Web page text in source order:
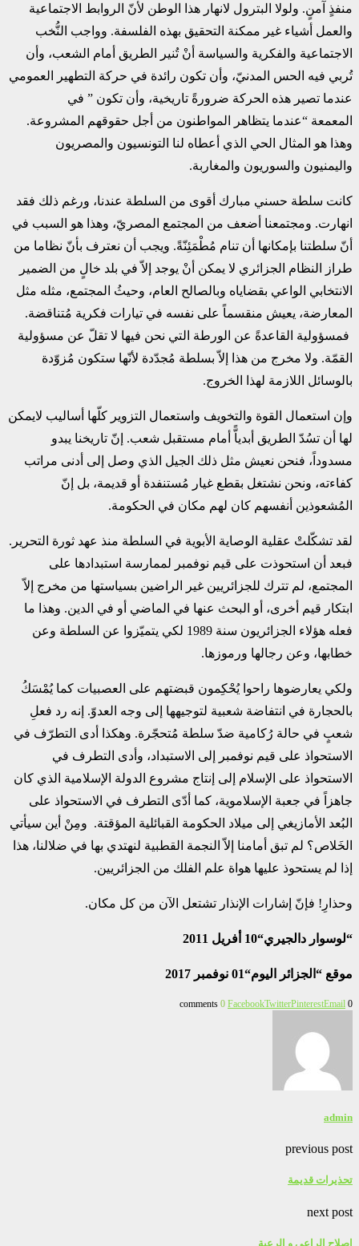
منفذٍ آمنٍ. ولولا البترول لانهار هذا الوطن لأنّ الروابط الاجتماعية
والعمل أشياء غير ممكنة التحقيق بهذه الفلسفة. وواجب النُّخب
الاجتماعية والفكرية والسياسة أنْ تُنير الطريق أمام الشعب، وأن
تُربي فيه الحس المدنيّ، وأن تكون رائدة في حركة التطهير العمومي
عندما تصير هذه الحركة ضرورةً تاريخية، وأن تكون ” في
المعمعة “عندما يتظاهر المواطنون من أجل حقوقهم المشروعة.
وهذا هو المثال الحي الذي أعطاه لنا التونسيون والمصريون
واليمنيون والسوريون والمغاربة.
كانت سلطة حسني مبارك أقوى من السلطة عندنا، ورغم ذلك فقد
انهارت. ومجتمعنا أضعف من المجتمع المصريّ، وهذا هو السبب في
أنّ سلطتنا بإمكانها أن تنام مُطْمَئِنّةً. ويجب أن نعترف بأنّ نظاما من
طراز النظام الجزائري لا يمكن أنْ يوجد إلاّ في بلد خالٍ من الضمير
الانتخابي الواعي بقضاياه وبالصالح العام، وحيثُ المجتمع، مثله مثل
المعارضة، يعيش منقسماً على نفسه في تيارات فكرية مُتناقضة.
فمسؤولية القاعدةً عن الورطة التي نحن فيها لا تقلّ عن مسؤولية
القمّة. ولا مخرج من هذا إلاّ بسلطة مُجدّدة لأنّها ستكون مُزوّدة
بالوسائل اللازمة لهذا الخروج.
وإن استعمال القوة والتخويف واستعمال التزوير كلّها أساليب لايمكن
لها أن تسُدّ الطريق أبدياًّ أمام مستقبل شعب. إنّ تاريخنا يبدو
مسدوداً، فنحن نعيش مثل ذلك الجيل الذي وصل إلى أدنى مراتب
كفاءته، ونحن نشتغل بقطع غيار مُستنفدة أو قديمة، بل إنّ
المُشعوذين أنفسهم كان لهم مكان في الحكومة.
لقد تشكّلتْ عقلية الوصاية الأبوية في السلطة منذ عهد ثورة التحرير.
فبعد أن استحوذت على قيم نوفمبر لممارسة استبدادها على
المجتمع، لم تترك للجزائريين غير الراضين بسياستها من مخرج إلاّ
ابتكار قيم أخرى، أو البحث عنها في الماضي أو في الدين. وهذا ما
فعله هؤلاء الجزائريون سنة 1989 لكي يتميّزوا عن السلطة وعن
خطابها، وعن رجالها ورموزها.
ولكي يعارضوها راحوا يُحْكِمون قبضتهم على العصبيات كما يُمْسَكُ
بالحجارة في انتفاضة شعبية لتوجيهها إلى وجه العدوّ. إنه رد فعلِ
شعبٍ في حالة رُكامية ضدّ سلطة مُتحجّرة. وهكذا أدى التطرّف في
الاستحواذ على قيم نوفمبر إلى الاستبداد، وأدى التطرف في
الاستحواذ على الإسلام إلى إنتاج مشروع الدولة الإسلامية الذي كان
جاهزاً في جعبة الإسلاموية، كما أدّى التطرف في الاستحواذ على
البُعد الأمازيغي إلى ميلاد الحكومة القبائلية المؤقتة. ومِنْ أين سيأتي
الخَلاص؟ لم تبق أمامنا إلاّ النجمة القطبية لنهتدي بها في ضلالنا، هذا
إذا لم يستحوذ عليها هواة علم الفلك من الجزائريين.
وحذارِ! فإنّ إشارات الإنذار تشتعل الآن من كل مكان.
“لوسوار دالجيري“
10 أفريل 2011
موقع “ الجزائر اليوم“
01 نوفمبر 2017
0 comments
0 FacebookTwitterPinterestEmail
admin
previous post
تحذيرات قديمة
next post
اصلاح الراعي و الرعية